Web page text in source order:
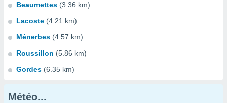
Beaumettes (3.36 km)
Lacoste (4.21 km)
Ménerbes (4.57 km)
Roussillon (5.86 km)
Gordes (6.35 km)
Météo...